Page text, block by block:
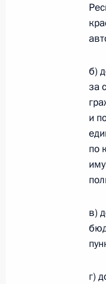
О
23
О
8
О
в
б)
за
и
по
в)
г)